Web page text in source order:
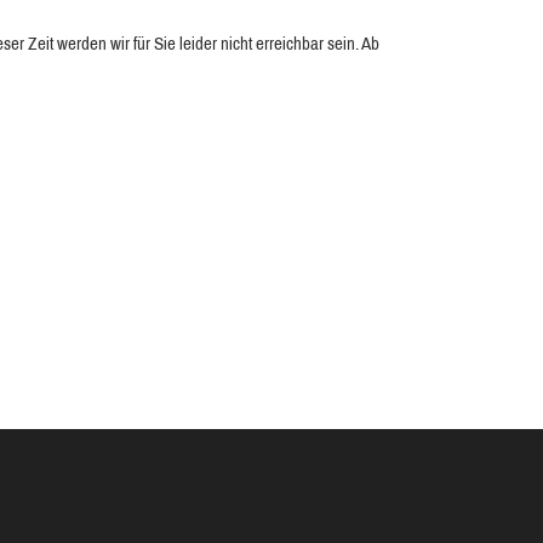
Zeit werden wir für Sie leider nicht erreichbar sein. Ab